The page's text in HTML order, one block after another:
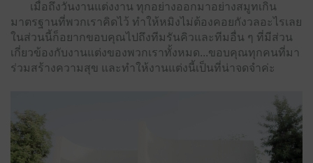
เมื่อถึงวันงานแต่งงาน ทุกอย่างออกมาอย่างสมูทเกิน
มาตรฐานที่พวกเราคิดไว้ ทำให้หมิงไม่ต้องคอยกังวลอะไรเลย
ในส่วนนี้ก็อยากขอบคุณไปถึงทีมรันคิวและทีมอื่น ๆ ที่มีส่วน
เกี่ยวข้องกับงานแต่งของพวกเราทั้งหมด...ขอบคุณทุกคนที่มา
ร่วมสร้างความสุข และทำให้งานแต่งนี้เป็นที่น่าจดจำค่ะ